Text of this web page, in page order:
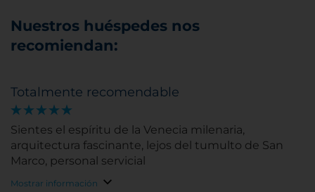
Nuestros huéspedes nos
recomiendan:
Totalmente recomendable
Sientes el espíritu de la Venecia milenaria,
arquitectura fascinante, lejos del tumulto de San
Marco, personal servicial
Mostrar información